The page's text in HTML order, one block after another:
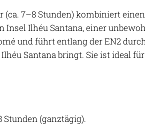
(ca. 7–8 Stunden) kombiniert
Insel Ilhéu Santana, einer
und führt entlang der EN2
Santana bringt. Sie ist ideal
Stunden (ganztägig).